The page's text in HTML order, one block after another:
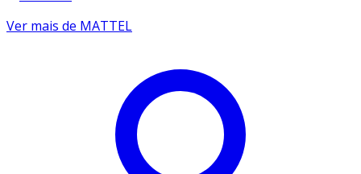
Ver mais de MATTEL